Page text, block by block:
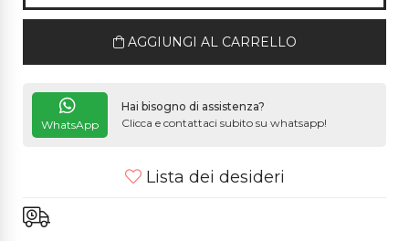
AGGIUNGI AL CARRELLO
WhatsApp
Hai bisogno di assistenza?
Clicca e contattaci subito su whatsapp!
Lista dei desideri